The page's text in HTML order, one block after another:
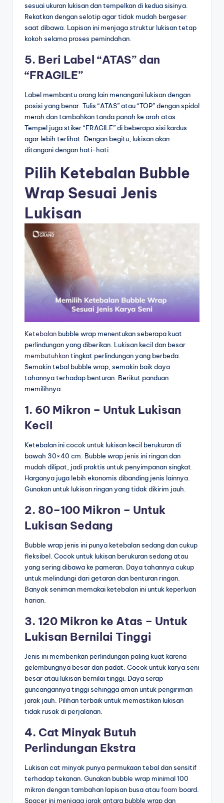
sesuai ukuran lukisan dan tempelkan di kedua sisinya.
Rekatkan dengan selotip agar tidak mudah bergeser
saat dibawa. Lapisan ini menjaga struktur lukisan tetap
kokoh selama proses pemindahan.
5. Beri Label “ATAS” dan
“FRAGILE”
Label membantu orang lain menangani lukisan dengan
posisi yang benar. Tulis “ATAS” atau “TOP” dengan spidol
merah dan tambahkan tanda panah ke arah atas.
Tempel juga stiker “FRAGILE” di beberapa sisi kardus
agar lebih terlihat. Dengan begitu, lukisan akan
ditangani dengan hati-hati.
Pilih Ketebalan Bubble
Wrap Sesuai Jenis
Lukisan
Ketebalan bubble wrap menentukan seberapa kuat
perlindungan yang diberikan. Lukisan kecil dan besar
membutuhkantingkat perlindungan yang berbeda.
Semakin tebal bubble wrap, semakin baik daya
tahannya terhadap benturan. Berikut panduan
memilihnya.
1. 60 Mikron – Untuk Lukisan
Kecil
Ketebalan ini cocok untuk lukisan kecil berukuran di
bawah 30×40 cm. Bubble wrap jenis ini ringan dan
mudah dilipat, jadi praktis untuk penyimpanan singkat.
Harganya juga lebih ekonomis dibanding jenis lainnya.
Gunakan untuk lukisan ringan yang tidak dikirim jauh.
2. 80–100 Mikron – Untuk
Lukisan Sedang
Bubble wrap jenis ini punya ketebalan sedang dan cukup
fleksibel. Cocok untuk lukisan berukuran sedang atau
yang sering dibawa ke pameran. Daya tahannya cukup
untuk melindungi dari getaran dan benturan ringan.
Banyak seniman memakai ketebalan ini untuk keperluan
harian.
3. 120 Mikron ke Atas – Untuk
Lukisan Bernilai Tinggi
Jenis ini memberikan perlindungan paling kuat karena
gelembungnya besar dan padat. Cocok untuk karya seni
besar atau lukisan bernilai tinggi. Daya serap
guncangannya tinggi sehingga aman untuk pengiriman
jarak jauh. Pilihan terbaik untuk memastikan lukisan
tidak rusak di perjalanan.
4. Cat Minyak Butuh
Perlindungan Ekstra
Lukisan cat minyak punya permukaan tebal dan sensitif
terhadap tekanan. Gunakan bubble wrap minimal 100
mikron dengan tambahan lapisan busa ataufoam board.
Spacer ini menjaga jarak antara bubble wrap dan